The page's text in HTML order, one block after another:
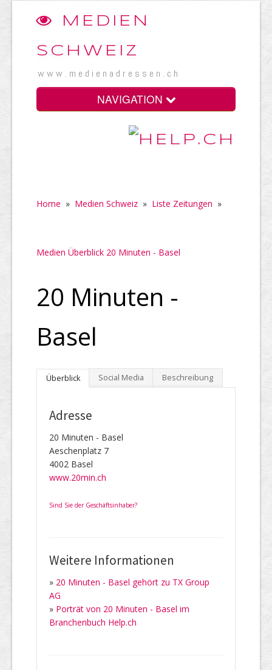
MEDIEN
SCHWEIZ
www.medienadressen.ch
NAVIGATION
Home » Medien Schweiz » Liste Zeitungen »
Medien Überblick 20 Minuten - Basel
20 Minuten -
Basel
Überblick Social Media Beschreibung
Adresse
20 Minuten - Basel
Aeschenplatz 7
4002 Basel
www.20min.ch
Sind Sie der Geschäftsinhaber?
Weitere Informationen
» 20 Minuten - Basel gehört zu TX Group
AG
» Porträt von 20 Minuten - Basel im
Branchenbuch Help.ch